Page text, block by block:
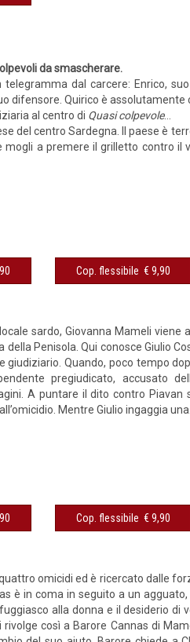
da smascherare.
telegramma dal carcere: Enrico,
difensore. Quirico è
al centro di Quasi colpevole…
del centro Sardegna. Il paese è
a premere il grilletto contro il
5,90 Cop. flessibile € 9,90
sardo, Giovanna Mameli viene
Penisola. Qui conosce Giulio
giudiziario. Quando, poco tempo
pregiudicato, accusato
A puntare il dito contro
Mentre Giulio ingaggia una...
3,90 Cop. flessibile € 9,90
omicidi ed è ricercato dalle
è in coma in seguito a un
alla donna e il deside­rio di
così a Barore Cannas di